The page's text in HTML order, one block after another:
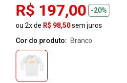
R$ 197,00
-20%
ou 2x de R$ 98,50sem juros
Cor do produto:
branco